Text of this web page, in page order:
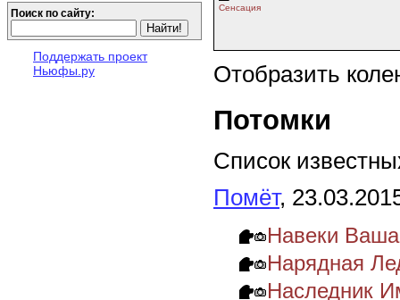
Поиск по сайту:
Поддержать проект
Ньюфы.ру
Сенсация
Отобразить
Потомки
Список
Помёт,
Навеки Ваша
Нарядная
Наследник